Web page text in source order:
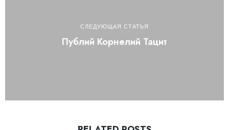
СЛЕДУЮЩАЯ СТАТЬЯ
Публий Корнелий Тацит